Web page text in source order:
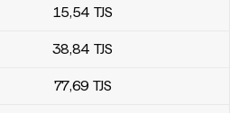
15,54 TJS
38,84 TJS
77,69 TJS